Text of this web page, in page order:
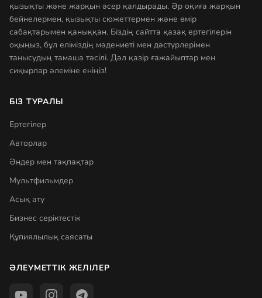
қызықты және жарқын әсер қалдырады. Әр оқиға жарқын
бейнелермен, қызықты сюжеттермен және өмір
сабақтарымен қаныққан. Біздің сайтта қазақ ертегілерін
оқыңыз, бұл еліміздің мәдениеті мен дәстүрлерімен
танысудың тамаша тәсілі. Дәл қазір ғажайыптар мен
сиқырлар әлеміне еніңіз!
БІЗ ТУРАЛЫ
Ертегілер
Авторлар
Әндер мен тақпақтар
Мультфильмдер
Асық ату
Бизнес серіктестік
Құпиялылық саясаты
ӘЛЕУМЕТТІК ЖЕЛІЛЕР